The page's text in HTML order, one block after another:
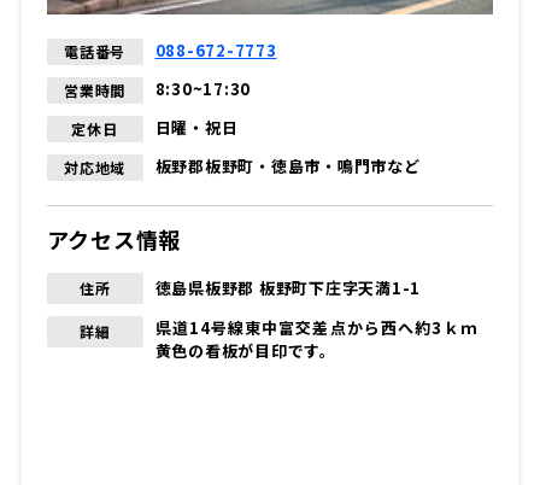
電話番号 088-672-7773
営業時間 8:30~17:30
定休日 日曜・祝日
対応地域 板野郡板野町・徳島市・鳴門市など
アクセス情報
住所 徳島県板野郡 板野町下庄字天満1-1
詳細
県道14号線東中富交差点から西へ約3ｋｍ
黄色の看板が目印です。